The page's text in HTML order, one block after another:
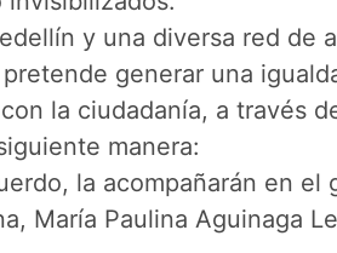
y una diversa red de
generar una
la ciudadanía, a través
manera:
la acompañarán en el
María Paulina Aguinaga